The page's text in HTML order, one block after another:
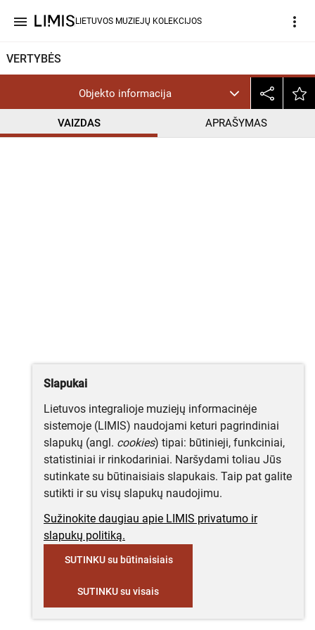
menu LIETUVOS MUZIEJŲ KOLEKCIJOS more_vert
VERTYBĖS
Objekto informacija
VAIZDAS APRAŠYMAS
Slapukai
Lietuvos integralioje muziejų informacinėje
sistemoje (LIMIS) naudojami keturi pagrindiniai
slapukų (angl. cookies) tipai: būtinieji, funkciniai,
statistiniai ir rinkodariniai. Naršydami toliau Jūs
sutinkate su būtinaisiais slapukais. Taip pat galite
sutikti ir su visų slapukų naudojimu.
Sužinokite daugiau apie LIMIS privatumo ir
slapukų politiką.
SUTINKU su būtinaisiais
SUTINKU su visais